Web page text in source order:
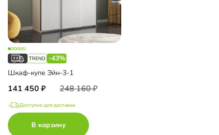
-43%
Шкаф-купе Эйн-3-1
141 450 248 160
Доступно для доставки
В корзину